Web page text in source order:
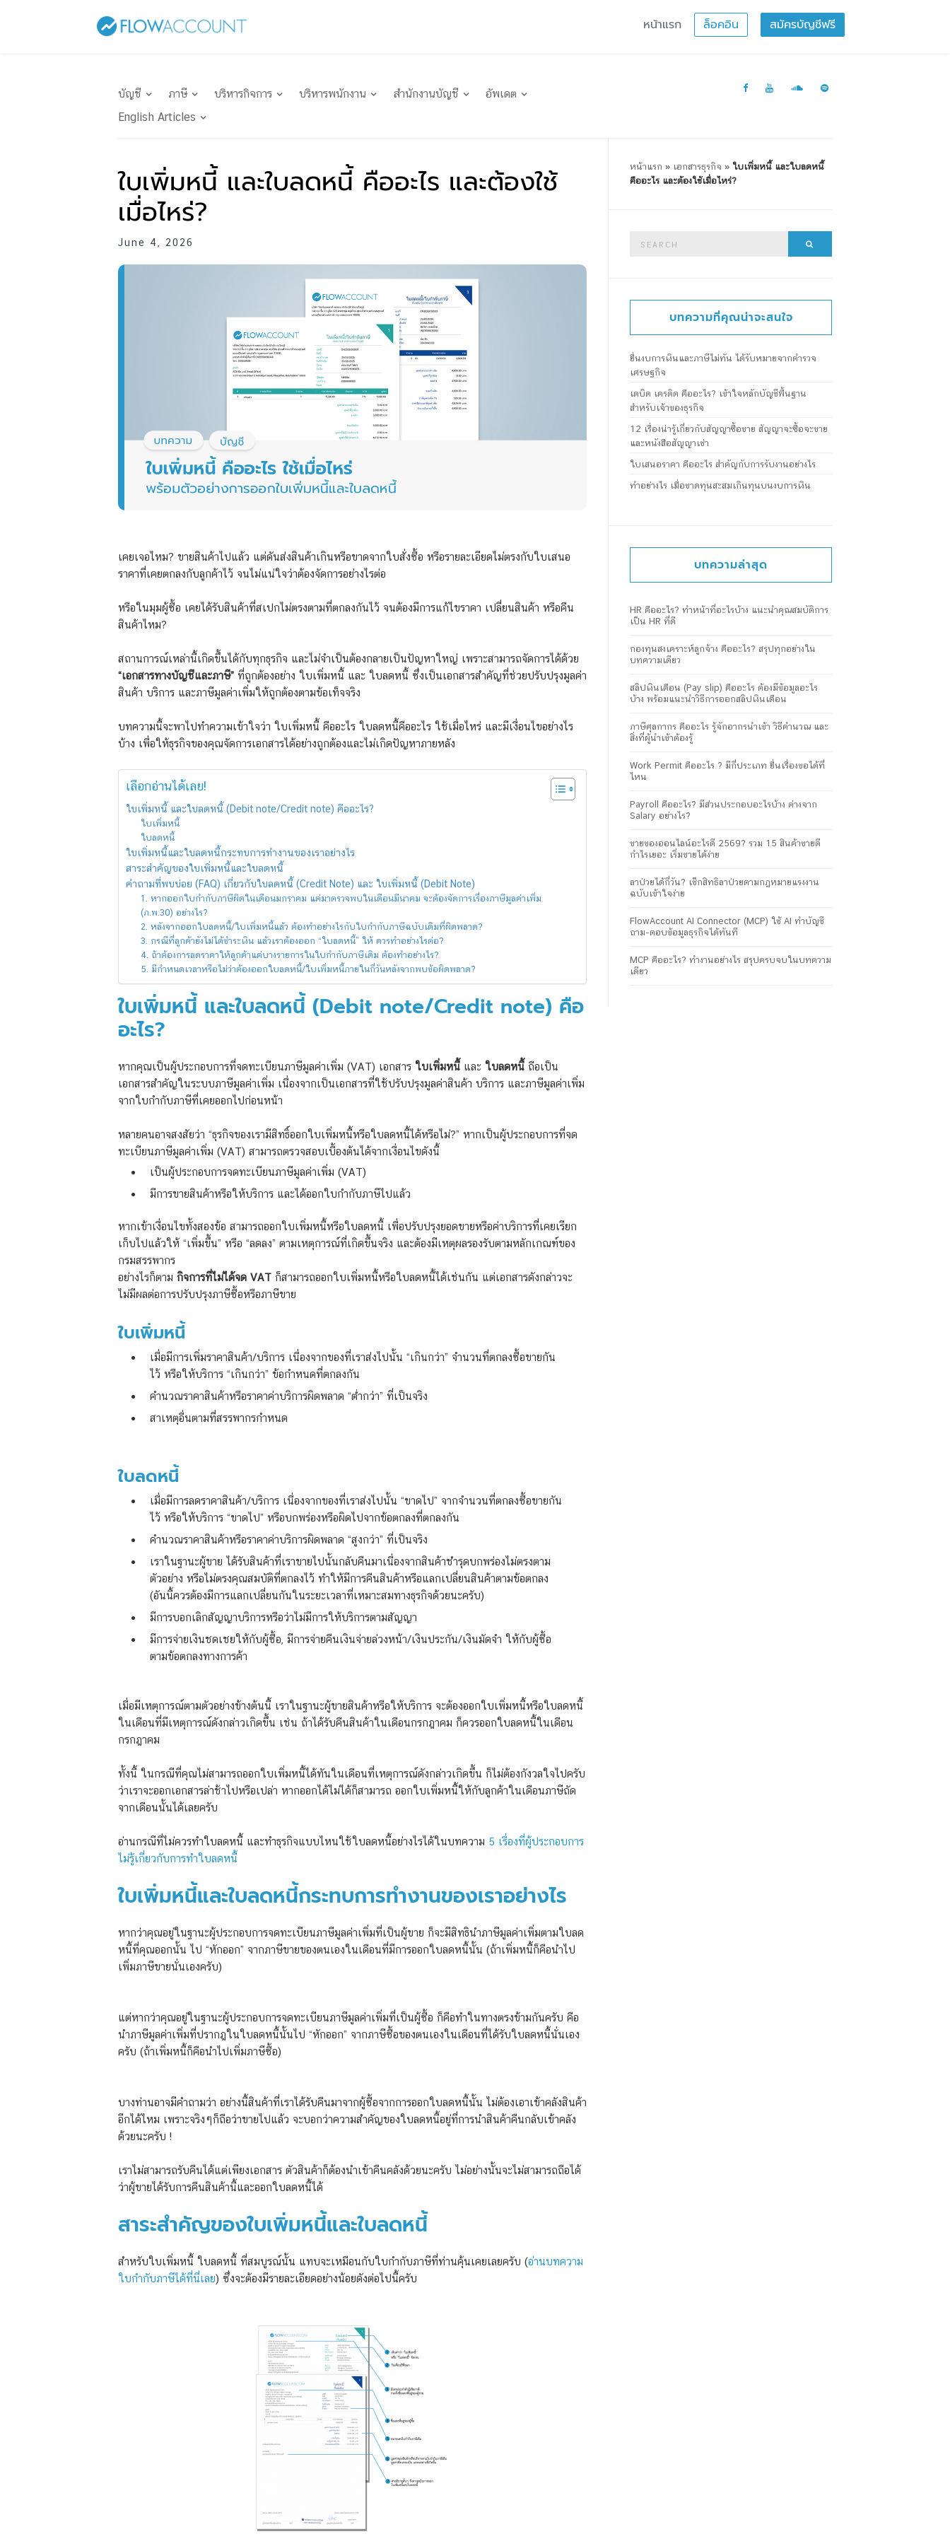
หน้าแรก ล็อคอิน สมัครบัญชีฟรี
บัญชี ภาษี บริหารกิจการ บริหารพนักงาน สำนักงานบัญชี
อัพเดต
English Articles
ใบเพิ่มหนี้ และใบลดหนี้ คืออะไร และต้องใช้
เมื่อไหร่?
June 4, 2026
เคยเจอไหม? ขายสินค้าไปแล้ว แต่ดันส่งสินค้าเกินหรือขาดจากใบสั่งซื้อ หรือรายละเอียดไม่ตรงกับใบเสนอ
ราคาที่เคยตกลงกับลูกค้าไว้ จนไม่แน่ใจว่าต้องจัดการอย่างไรต่อ
หรือในมุมผู้ซื้อ เคยได้รับสินค้าที่สเปกไม่ตรงตามที่ตกลงกันไว้ จนต้องมีการแก้ไขราคา เปลี่ยนสินค้า หรือคืน
สินค้าไหม?
สถานการณ์เหล่านี้เกิดขึ้นได้กับทุกธุรกิจ และไม่จำเป็นต้องกลายเป็นปัญหาใหญ่ เพราะสามารถจัดการได้ด้วย
“เอกสารทางบัญชีและภาษี” ที่ถูกต้องอย่าง ใบเพิ่มหนี้ และ ใบลดหนี้ ซึ่งเป็นเอกสารสำคัญที่ช่วยปรับปรุงมูลค่า
สินค้า บริการ และภาษีมูลค่าเพิ่มให้ถูกต้องตามข้อเท็จจริง
บทความนี้จะพาไปทำความเข้าใจว่า ใบเพิ่มหนี้ คืออะไร ใบลดหนี้คืออะไร ใช้เมื่อไหร่ และมีเงื่อนไขอย่างไร
บ้าง เพื่อให้ธุรกิจของคุณจัดการเอกสารได้อย่างถูกต้องและไม่เกิดปัญหาภายหลัง
เลือกอ่านได้เลย!
ใบเพิ่มหนี้ และใบลดหนี้ (Debit note/Credit note) คืออะไร?
ใบเพิ่มหนี้
ใบลดหนี้
ใบเพิ่มหนี้และใบลดหนี้กระทบการทำงานของเราอย่างไร
สาระสำคัญของใบเพิ่มหนี้และใบลดหนี้
คำถามที่พบบ่อย (FAQ) เกี่ยวกับใบลดหนี้ (Credit Note) และ ใบเพิ่มหนี้ (Debit Note)
1. หากออกใบกำกับภาษีผิดในเดือนมกราคม แต่มาตรวจพบในเดือนมีนาคม จะต้องจัดการเรื่องภาษีมูลค่าเพิ่ม
(ภ.พ.30) อย่างไร?
2. หลังจากออกใบลดหนี้/ใบเพิ่มหนี้แล้ว ต้องทำอย่างไรกับใบกำกับภาษีฉบับเดิมที่ผิดพลาด?
3. กรณีที่ลูกค้ายังไม่ได้ชำระเงิน แล้วเราต้องออก “ใบลดหนี้” ให้ ควรทำอย่างไรต่อ?
4. ถ้าต้องการลดราคาให้ลูกค้าแค่บางรายการในใบกำกับภาษีเดิม ต้องทำอย่างไร?
5. มีกำหนดเวลาหรือไม่ว่าต้องออกใบลดหนี้/ใบเพิ่มหนี้ภายในกี่วันหลังจากพบข้อผิดพลาด?
ใบเพิ่มหนี้ และใบลดหนี้ (Debit note/Credit note) คือ
อะไร?
หากคุณเป็นผู้ประกอบการที่จดทะเบียนภาษีมูลค่าเพิ่ม (VAT) เอกสาร ใบเพิ่มหนี้ และ ใบลดหนี้ ถือเป็น
เอกสารสำคัญในระบบภาษีมูลค่าเพิ่ม เนื่องจากเป็นเอกสารที่ใช้ปรับปรุงมูลค่าสินค้า บริการ และภาษีมูลค่าเพิ่ม
จากใบกำกับภาษีที่เคยออกไปก่อนหน้า
หลายคนอาจสงสัยว่า “ธุรกิจของเรามีสิทธิ์ออกใบเพิ่มหนี้หรือใบลดหนี้ได้หรือไม่?” หากเป็นผู้ประกอบการที่จด
ทะเบียนภาษีมูลค่าเพิ่ม (VAT) สามารถตรวจสอบเบื้องต้นได้จากเงื่อนไขดังนี้
เป็นผู้ประกอบการจดทะเบียนภาษีมูลค่าเพิ่ม (VAT)
มีการขายสินค้าหรือให้บริการ และได้ออกใบกำกับภาษีไปแล้ว
หากเข้าเงื่อนไขทั้งสองข้อ สามารถออกใบเพิ่มหนี้หรือใบลดหนี้ เพื่อปรับปรุงยอดขายหรือค่าบริการที่เคยเรียก
เก็บไปแล้วให้ “เพิ่มขึ้น” หรือ “ลดลง” ตามเหตุการณ์ที่เกิดขึ้นจริง และต้องมีเหตุผลรองรับตามหลักเกณฑ์ของ
กรมสรรพากร
อย่างไรก็ตาม กิจการที่ไม่ได้จด VAT ก็สามารถออกใบเพิ่มหนี้หรือใบลดหนี้ได้เช่นกัน แต่เอกสารดังกล่าวจะ
ไม่มีผลต่อการปรับปรุงภาษีซื้อหรือภาษีขาย
ใบเพิ่มหนี้
เมื่อมีการเพิ่มราคาสินค้า/บริการ เนื่องจากของที่เราส่งไปนั้น “เกินกว่า” จำนวนที่ตกลงซื้อขายกัน
ไว้ หรือให้บริการ “เกินกว่า” ข้อกำหนดที่ตกลงกัน
คำนวณราคาสินค้าหรือราคาค่าบริการผิดพลาด “ต่ำกว่า” ที่เป็นจริง
สาเหตุอื่นตามที่สรรพากรกำหนด
ใบลดหนี้
เมื่อมีการลดราคาสินค้า/บริการ เนื่องจากของที่เราส่งไปนั้น “ขาดไป” จากจำนวนที่ตกลงซื้อขายกัน
ไว้ หรือให้บริการ “ขาดไป” หรือบกพร่องหรือผิดไปจากข้อตกลงที่ตกลงกัน
คำนวณราคาสินค้าหรือราคาค่าบริการผิดพลาด “สูงกว่า” ที่เป็นจริง
เราในฐานะผู้ขาย ได้รับสินค้าที่เราขายไปนั้นกลับคืนมาเนื่องจากสินค้าชำรุดบกพร่องไม่ตรงตาม
ตัวอย่าง หรือไม่ตรงคุณสมบัติที่ตกลงไว้ ทำให้มีการคืนสินค้าหรือแลกเปลี่ยนสินค้าตามข้อตกลง
(อันนี้ควรต้องมีการแลกเปลี่ยนกันในระยะเวลาที่เหมาะสมทางธุรกิจด้วยนะครับ)
มีการบอกเลิกสัญญาบริการหรือว่าไม่มีการให้บริการตามสัญญา
มีการจ่ายเงินชดเชยให้กับผู้ซื้อ, มีการจ่ายคืนเงินจ่ายล่วงหน้า/เงินประกัน/เงินมัดจำ ให้กับผู้ซื้อ
ตามข้อตกลงทางการค้า
เมื่อมีเหตุการณ์ตามตัวอย่างข้างต้นนี้ เราในฐานะผู้ขายสินค้าหรือให้บริการ จะต้องออกใบเพิ่มหนี้หรือใบลดหนี้
ในเดือนที่มีเหตุการณ์ดังกล่าวเกิดขึ้น เช่น ถ้าได้รับคืนสินค้าในเดือนกรกฎาคม ก็ควรออกใบลดหนี้ในเดือน
กรกฎาคม
ทั้งนี้ ในกรณีที่คุณไม่สามารถออกใบเพิ่มหนี้ได้ทันในเดือนที่เหตุการณ์ดังกล่าวเกิดขึ้น ก็ไม่ต้องกังวลใจไปครับ
ว่าเราจะออกเอกสารล่าช้าไปหรือเปล่า หากออกได้ไม่ได้ก็สามารถ ออกใบเพิ่มหนี้ให้กับลูกค้าในเดือนภาษีถัด
จากเดือนนั้นได้เลยครับ
อ่านกรณีที่ไม่ควรทำใบลดหนี้ และทำธุรกิจแบบไหนใช้ใบลดหนี้อย่างไรได้ในบทความ 5 เรื่องที่ผู้ประกอบการ
ไม่รู้เกี่ยวกับการทำใบลดหนี้
ใบเพิ่มหนี้และใบลดหนี้กระทบการทำงานของเราอย่างไร
หากว่าคุณอยู่ในฐานะผู้ประกอบการจดทะเบียนภาษีมูลค่าเพิ่มที่เป็นผู้ขาย ก็จะมีสิทธินำภาษีมูลค่าเพิ่มตามใบลด
หนี้ที่คุณออกนั้น ไป “หักออก” จากภาษีขายของตนเองในเดือนที่มีการออกใบลดหนี้นั้น (ถ้าเพิ่มหนี้ก็คือนำไป
เพิ่มภาษีขายนั่นเองครับ)
แต่หากว่าคุณอยู่ในฐานะผู้ประกอบการจดทะเบียนภาษีมูลค่าเพิ่มที่เป็นผู้ซื้อ ก็คือทำในทางตรงข้ามกันครับ คือ
นำภาษีมูลค่าเพิ่มที่ปรากฎในใบลดหนี้นั้นไป “หักออก” จากภาษีซื้อของตนเองในเดือนที่ได้รับใบลดหนี้นั่นเอง
ครับ (ถ้าเพิ่มหนี้ก็คือนำไปเพิ่มภาษีซื้อ)
บางท่านอาจมีคำถามว่า อย่างนี้สินค้าที่เราได้รับคืนมาจากผู้ซื้อจากการออกใบลดหนี้นั้น ไม่ต้องเอาเข้าคลังสินค้า
อีกได้ไหม เพราะจริงๆก็ถือว่าขายไปแล้ว จะบอกว่าความสำคัญของใบลดหนี้อยู่ที่การนำสินค้าคืนกลับเข้าคลัง
ด้วยนะครับ !
เราไม่สามารถรับคืนได้แต่เพียงเอกสาร ตัวสินค้าก็ต้องนำเข้าคืนคลังด้วยนะครับ ไม่อย่างนั้นจะไม่สามารถถือได้
ว่าผู้ขายได้รับการคืนสินค้านี้และออกใบลดหนี้ได้
สาระสำคัญของใบเพิ่มหนี้และใบลดหนี้
สำหรับใบเพิ่มหนี้ ใบลดหนี้ ที่สมบูรณ์นั้น แทบจะเหมือนกับใบกำกับภาษีที่ท่านคุ้นเคยเลยครับ (อ่านบทความ
ใบกำกับภาษีได้ที่นี่เลย) ซึ่งจะต้องมีรายละเอียดอย่างน้อยดังต่อไปนี้ครับ
หน้าแรก » เอกสารธุรกิจ » ใบเพิ่มหนี้ และใบลดหนี้
คืออะไร และต้องใช้เมื่อไหร่?
บทความที่คุณน่าจะสนใจ
ยื่นงบการเงินและภาษีไม่ทัน ได้รับหมายจากตำรวจ
เศรษฐกิจ
เดบิต เครดิต คืออะไร? เข้าใจหลักบัญชีพื้นฐาน
สำหรับเจ้าของธุรกิจ
12 เรื่องน่ารู้เกี่ยวกับสัญญาซื้อขาย สัญญาจะซื้อจะขาย
และหนังสือสัญญาเช่า
ใบเสนอราคา คืออะไร สำคัญกับการรับงานอย่างไร
ทำอย่างไร เมื่อขาดทุนสะสมเกินทุนบนงบการเงิน
บทความล่าสุด
HR คืออะไร? ทำหน้าที่อะไรบ้าง แนะนำคุณสมบัติการ
เป็น HR ที่ดี
กองทุนสงเคราะห์ลูกจ้าง คืออะไร? สรุปทุกอย่างใน
บทความเดียว
สลิปเงินเดือน (Pay slip) คืออะไร ต้องมีข้อมูลอะไร
บ้าง พร้อมแนะนำวิธีการออกสลิปเงินเดือน
ภาษีศุลกากร คืออะไร รู้จักอากรนำเข้า วิธีคำนวณ และ
สิ่งที่ผู้นำเข้าต้องรู้
Work Permit คืออะไร ? มีกี่ประเภท ยื่นเรื่องขอได้ที่
ไหน
Payroll คืออะไร? มีส่วนประกอบอะไรบ้าง ต่างจาก
Salary อย่างไร?
ขายของออนไลน์อะไรดี 2569? รวม 15 สินค้าขายดี
กำไรเยอะ เริ่มขายได้ง่าย
ลาป่วยได้กี่วัน? เช็กสิทธิลาป่วยตามกฎหมายแรงงาน
ฉบับเข้าใจง่าย
FlowAccount AI Connector (MCP) ใช้ AI ทำบัญชี
ถาม-ตอบข้อมูลธุรกิจได้ทันที
MCP คืออะไร? ทำงานอย่างไร สรุปครบจบในบทความ
เดียว